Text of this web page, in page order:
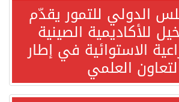
الدولي للتمور يقدّم
للأكاديمية الصينية
الاستوائية في إطار
العلمي